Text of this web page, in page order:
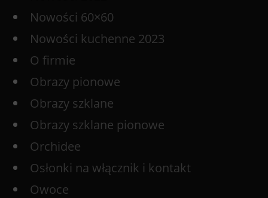
Nowości 60×60
Nowości kuchenne 2023
O firmie
Obrazy pionowe
Obrazy szklane
Obrazy szklane pionowe
Orchidee
Osłonki na włącznik i kontakt
Owoce